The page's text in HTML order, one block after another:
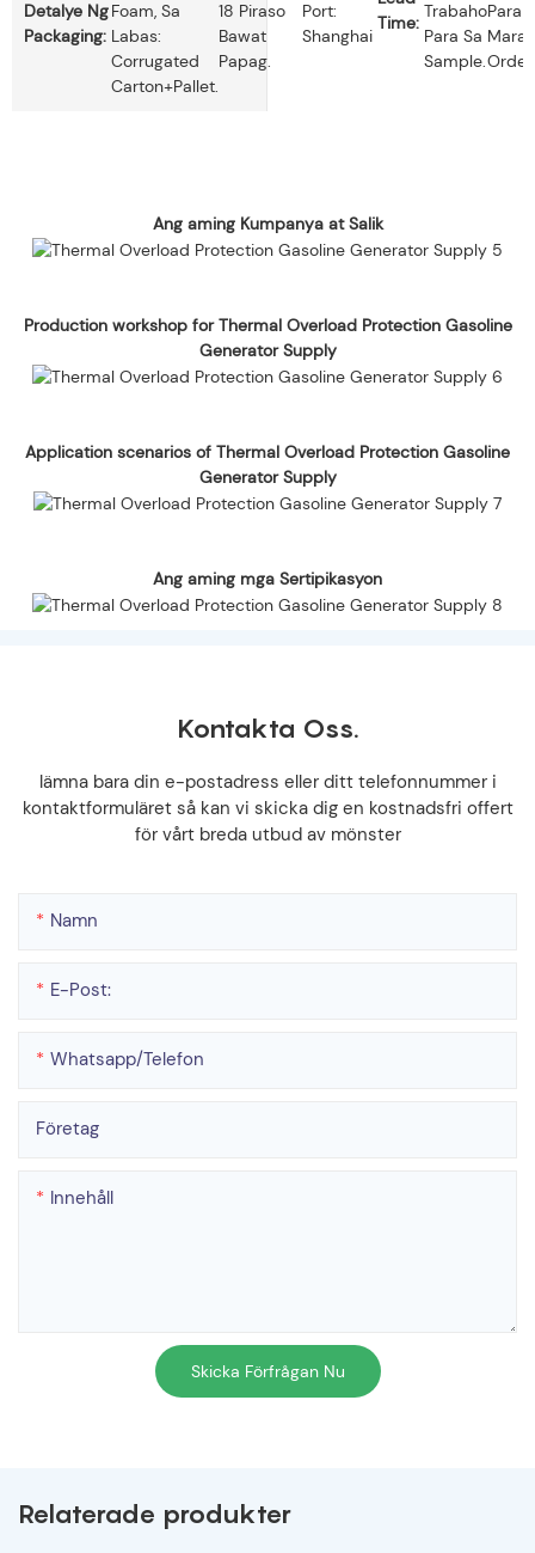
Detalye Ng
Packaging:
Foam, Sa
Labas:
Corrugated
Carton+pallet.
18 Piraso
Bawat
Papag.
Port:
Shanghai
Time:
Trabaho
Para Sa
Sample.
Para
Order.
Ang aming Kumpanya at Salik
Production workshop for Thermal Overload Protection Gasoline
Generator Supply
Application scenarios of Thermal Overload Protection Gasoline
Generator Supply
Ang aming mga Sertipikasyon
Kontakta Oss.
lämna bara din e-postadress eller ditt telefonnummer i
kontaktformuläret så kan vi skicka dig en kostnadsfri offert
för vårt breda utbud av mönster
Namn
E-Post:
Whatsapp/telefon
Företag
Innehåll
Skicka Förfrågan Nu
Relaterade produkter